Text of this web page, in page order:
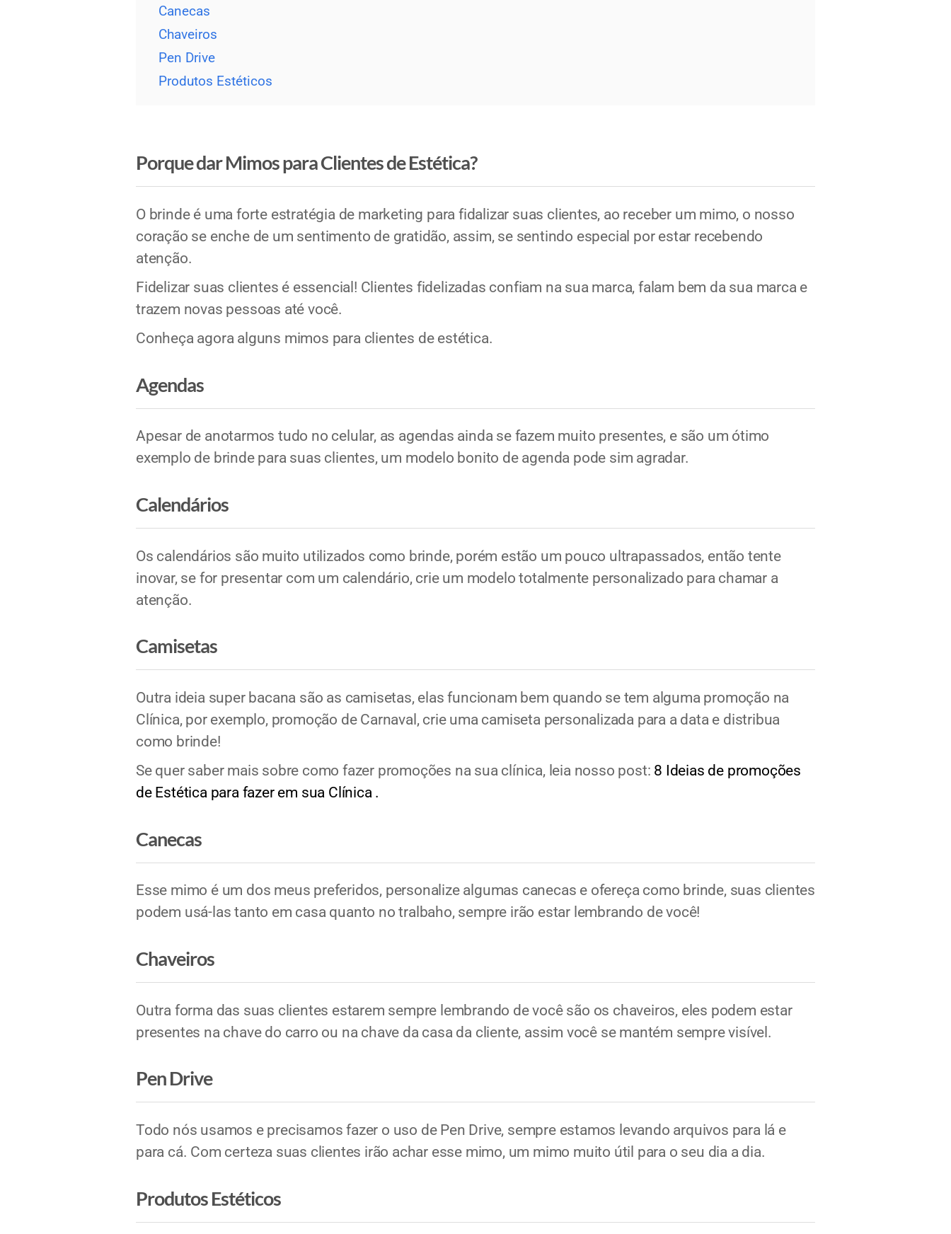
Canecas
Chaveiros
Pen Drive
Produtos Estéticos
Porque dar Mimos para Clientes de Estética?
O brinde é uma forte estratégia de marketing para fidalizar suas clientes, ao receber um mimo, o nosso
coração se enche de um sentimento de gratidão, assim, se sentindo especial por estar recebendo
atenção.
Fidelizar suas clientes é essencial! Clientes fidelizadas confiam na sua marca, falam bem da sua marca e
trazem novas pessoas até você.
Conheça agora alguns mimos para clientes de estética.
Agendas
Apesar de anotarmos tudo no celular, as agendas ainda se fazem muito presentes, e são um ótimo
exemplo de brinde para suas clientes, um modelo bonito de agenda pode sim agradar.
Calendários
Os calendários são muito utilizados como brinde, porém estão um pouco ultrapassados, então tente
inovar, se for presentar com um calendário, crie um modelo totalmente personalizado para chamar a
atenção.
Camisetas
Outra ideia super bacana são as camisetas, elas funcionam bem quando se tem alguma promoção na
Clínica, por exemplo, promoção de Carnaval, crie uma camiseta personalizada para a data e distribua
como brinde!
Se quer saber mais sobre como fazer promoções na sua clínica, leia nosso post: 8 Ideias de promoções
de Estética para fazer em sua Clínica .
Canecas
Esse mimo é um dos meus preferidos, personalize algumas canecas e ofereça como brinde, suas clientes
podem usá-las tanto em casa quanto no tralbaho, sempre irão estar lembrando de você!
Chaveiros
Outra forma das suas clientes estarem sempre lembrando de você são os chaveiros, eles podem estar
presentes na chave do carro ou na chave da casa da cliente, assim você se mantém sempre visível.
Pen Drive
Todo nós usamos e precisamos fazer o uso de Pen Drive, sempre estamos levando arquivos para lá e
para cá. Com certeza suas clientes irão achar esse mimo, um mimo muito útil para o seu dia a dia.
Produtos Estéticos